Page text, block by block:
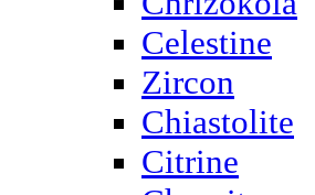
Celestine
Zircon
Chiastolite
Citrine